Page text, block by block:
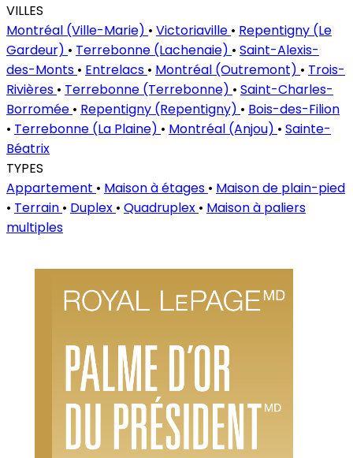
VILLES
Montréal (Ville-Marie) • Victoriaville • Repentigny (Le
Gardeur) • Terrebonne (Lachenaie) • Saint-Alexis-
des-Monts • Entrelacs • Montréal (Outremont) • Trois-
Rivières • Terrebonne (Terrebonne) • Saint-Charles-
Borromée • Repentigny (Repentigny) • Bois-des-Filion
• Terrebonne (La Plaine) • Montréal (Anjou) • Sainte-
Béatrix
TYPES
Appartement • Maison à étages • Maison de plain-pied
• Terrain • Duplex • Quadruplex • Maison à paliers
multiples